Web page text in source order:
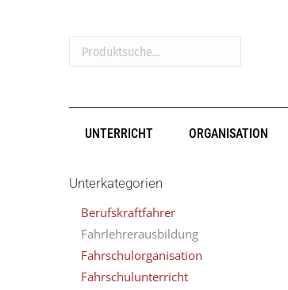
Produktsuche...
UNTERRICHT ORGANISATION
Unterkategorien
Berufskraftfahrer
Fahrlehrerausbildung
Fahrschulorganisation
Fahrschulunterricht